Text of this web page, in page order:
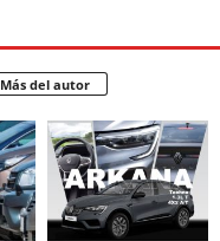
Más del autor